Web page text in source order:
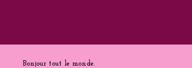
Bonjour tout le monde.